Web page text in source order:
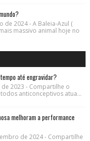
de 2024 - A Baleia-Azul (
massivo animal hoje no
até engravidar?
2023 - Compartilhe o
anticonceptivos atua...
melhoram a performance
de 2024 - Compartilhe